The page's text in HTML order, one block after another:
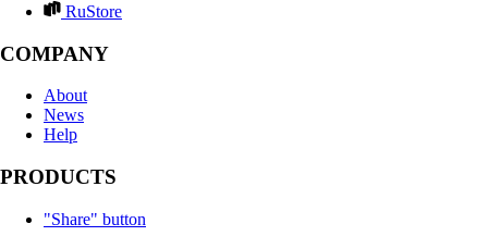
RuStore
COMPANY
About
News
Help
PRODUCTS
"Share" button